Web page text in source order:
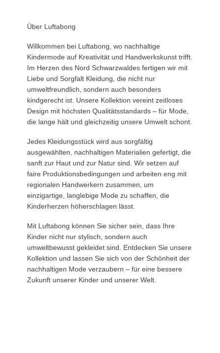
Über Luftabong
Willkommen bei Luftabong , wo nachhaltige
Kindermode auf Kreativität und Handwerkskunst trifft.
Im Herzen des Nord Schwarzwaldes fertigen wir mit
Liebe und Sorgfalt Kleidung, die nicht nur
umweltfreundlich, sondern auch besonders
kindgerecht ist. Unsere Kollektion vereint zeitloses
Design mit höchsten Qualitätsstandards – für Mode,
die lange hält und gleichzeitig unsere Umwelt schont.
Jedes Kleidungsstück wird aus sorgfältig
ausgewählten, nachhaltigen Materialien gefertigt, die
sanft zur Haut und zur Natur sind. Wir setzen auf
faire Produktionsbedingungen und arbeiten eng mit
regionalen Handwerkern zusammen, um
einzigartige, langlebige Mode zu schaffen, die
Kinderherzen höherschlagen lässt.
Mit Luftabong können Sie sicher sein, dass Ihre
Kinder nicht nur stylisch, sondern auch
umweltbewusst gekleidet sind. Entdecken Sie unsere
Kollektion und lassen Sie sich von der Schönheit der
nachhaltigen Mode verzaubern – für eine bessere
Zukunft unserer Kinder und unserer Welt.